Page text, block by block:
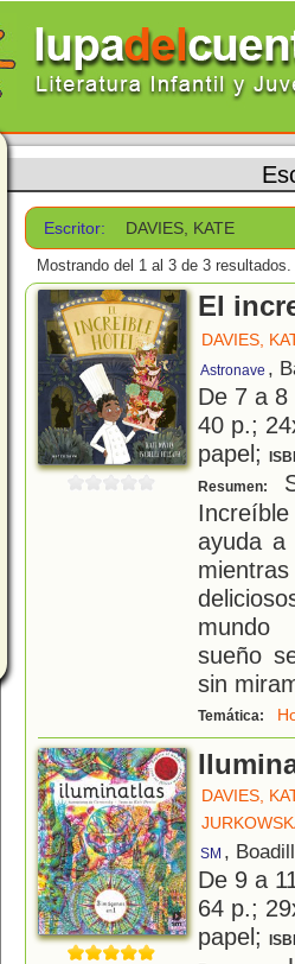
Escritor: DAVIES, KATE
Mostrando del 1 al 3 de 3 resultados.
El
DAVIES,
Astronave ,
De 7 a
40 p.;
papel;
Resumen:
ayuda a
mundo
sueño
sin
Temática:
DAVIES,
SM ,
De 9 a
64 p.;
papel;